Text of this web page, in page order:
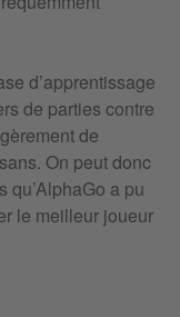
d’apprentissage
de parties contre
de
On peut donc
qu’AlphaGo a pu
le meilleur joueur